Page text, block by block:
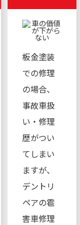
板金塗装
での修理
の場合、
事故車扱
い・修理
歴がつい
てしまい
ますが、
デントリ
ペアの雹
害車修理